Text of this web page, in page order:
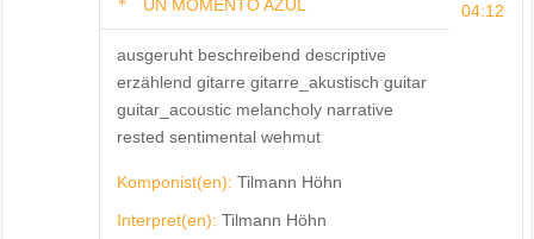
UN MOMENTO AZUL 04:12
ausgeruht beschreibend descriptive
erzählend gitarre gitarre_akustisch guitar
guitar_acoustic melancholy narrative
rested sentimental wehmut
Komponist(en): Tilmann Höhn
Interpret(en): Tilmann Höhn